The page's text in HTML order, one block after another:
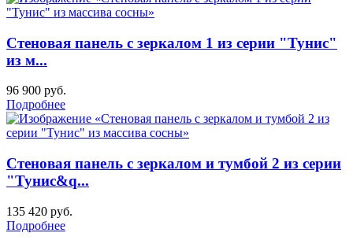
Стеновая панель с зеркалом 1 из серии "Тунис"
из м...
96 900 руб.
Подробнее
Стеновая панель с зеркалом и тумбой 2 из серии
"Тунис&q...
135 420 руб.
Подробнее